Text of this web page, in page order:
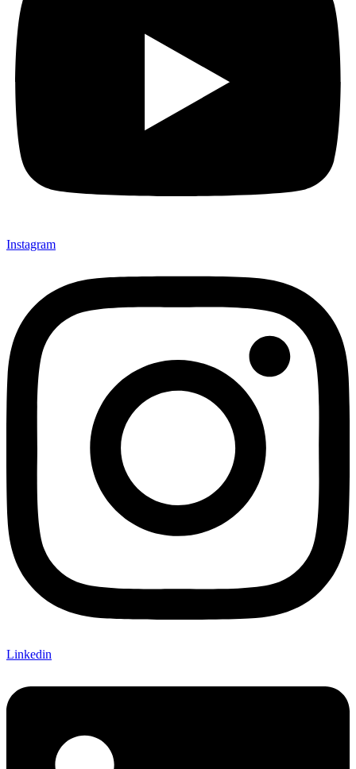
Instagram
Linkedin